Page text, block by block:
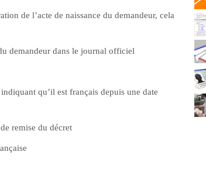
de l’acte de naissance du demandeur, cela
demandeur dans le journal officiel
qu’il est français depuis une date
remise du décret